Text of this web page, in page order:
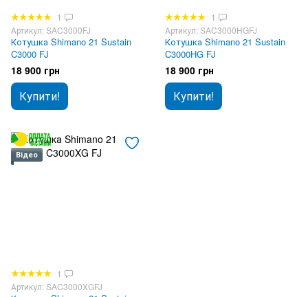
1
Артикул: SAC3000FJ
Котушка Shimano 21 Sustain
C3000 FJ
18 900 грн
Купити!
1
Артикул: SAC3000HGFJ
Котушка Shimano 21 Sustain
C3000HG FJ
18 900 грн
Купити!
Відео
1
Артикул: SAC3000XGFJ